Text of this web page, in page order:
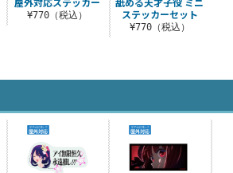
¥770（税込）
ステッカーセット
¥770（税込）